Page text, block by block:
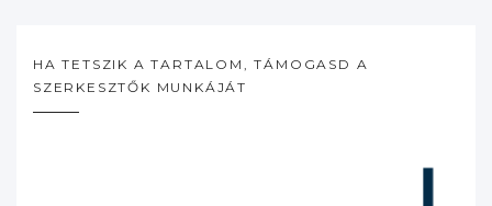
HA TETSZIK A TARTALOM, TÁMOGASD A
SZERKESZTŐK MUNKÁJÁT